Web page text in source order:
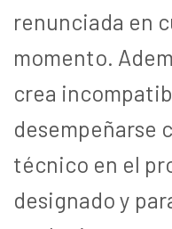
renunciada en
momento.
crea
desempeñarse
técnico en el
designado y